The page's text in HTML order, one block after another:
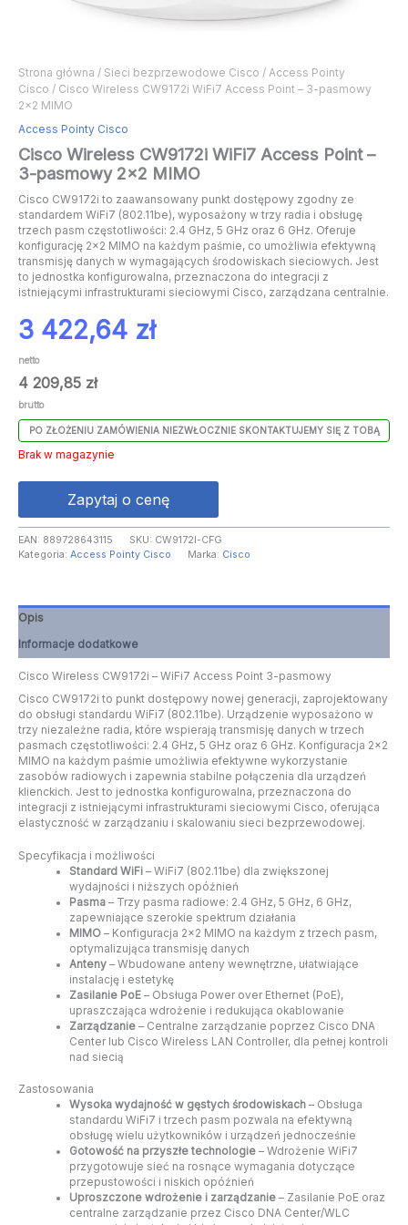
Strona główna / Sieci bezprzewodowe Cisco / Access Pointy
Cisco / Cisco Wireless CW9172i WiFi7 Access Point – 3-pasmowy
2×2 MIMO
Access Pointy Cisco
Cisco Wireless CW9172i WiFi7 Access Point –
3-pasmowy 2×2 MIMO
Cisco CW9172i to zaawansowany punkt dostępowy zgodny ze
standardem WiFi7 (802.11be), wyposażony w trzy radia i obsługę
trzech pasm częstotliwości: 2.4 GHz, 5 GHz oraz 6 GHz. Oferuje
konfigurację 2×2 MIMO na każdym paśmie, co umożliwia efektywną
transmisję danych w wymagających środowiskach sieciowych. Jest
to jednostka konfigurowalna, przeznaczona do integracji z
istniejącymi infrastrukturami sieciowymi Cisco, zarządzana centralnie.
3 422,64 zł
netto
4 209,85 zł
brutto
PO ZŁOŻENIU ZAMÓWIENIA NIEZWŁOCZNIE SKONTAKTUJEMY SIĘ Z TOBĄ
Brak w magazynie
Zapytaj o cenę
EAN: 889728643115 SKU: CW9172I-CFG
Kategoria: Access Pointy Cisco Marka: Cisco
Opis
Informacje dodatkowe
Cisco Wireless CW9172i – WiFi7 Access Point 3-pasmowy
Cisco CW9172i to punkt dostępowy nowej generacji, zaprojektowany
do obsługi standardu WiFi7 (802.11be). Urządzenie wyposażono w
trzy niezależne radia, które wspierają transmisję danych w trzech
pasmach częstotliwości: 2.4 GHz, 5 GHz oraz 6 GHz. Konfiguracja 2×2
MIMO na każdym paśmie umożliwia efektywne wykorzystanie
zasobów radiowych i zapewnia stabilne połączenia dla urządzeń
klienckich. Jest to jednostka konfigurowalna, przeznaczona do
integracji z istniejącymi infrastrukturami sieciowymi Cisco, oferująca
elastyczność w zarządzaniu i skalowaniu sieci bezprzewodowej.
Specyfikacja i możliwości
Standard WiFi– WiFi7 (802.11be) dla zwiększonej
wydajności i niższych opóźnień
Pasma– Trzy pasma radiowe: 2.4 GHz, 5 GHz, 6 GHz,
zapewniające szerokie spektrum działania
MIMO– Konfiguracja 2×2 MIMO na każdym z trzech pasm,
optymalizująca transmisję danych
Anteny– Wbudowane anteny wewnętrzne, ułatwiające
instalację i estetykę
Zasilanie PoE– Obsługa Power over Ethernet (PoE),
upraszczająca wdrożenie i redukująca okablowanie
Zarządzanie– Centralne zarządzanie poprzez Cisco DNA
Center lub Cisco Wireless LAN Controller, dla pełnej kontroli
nad siecią
Zastosowania
Wysoka wydajność w gęstych środowiskach– Obsługa
standardu WiFi7 i trzech pasm pozwala na efektywną
obsługę wielu użytkowników i urządzeń jednocześnie
Gotowość na przyszłe technologie– Wdrożenie WiFi7
przygotowuje sieć na rosnące wymagania dotyczące
przepustowości i niskich opóźnień
Uproszczone wdrożenie i zarządzanie– Zasilanie PoE oraz
centralne zarządzanie przez Cisco DNA Center/WLC